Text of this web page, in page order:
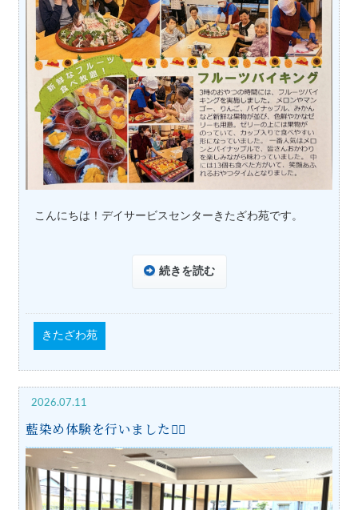
こんにちは！デイサービスセンターきたざわ苑です。
続きを読む
きたざわ苑
2026.07.11
藍染め体験を行いました🏳‍🌈